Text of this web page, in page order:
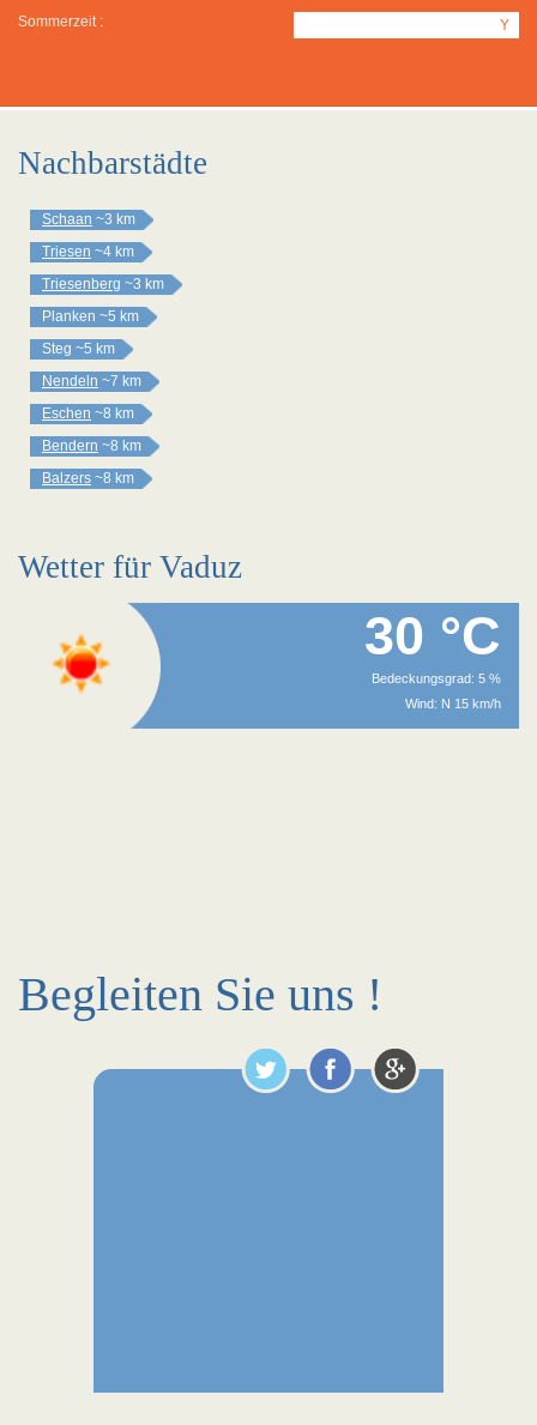
Sommerzeit : Y
Nachbarstädte
Schaan ~3 km
Triesen ~4 km
Triesenberg ~3 km
Planken ~5 km
Steg ~5 km
Nendeln ~7 km
Eschen ~8 km
Bendern ~8 km
Balzers ~8 km
Wetter für Vaduz
30 °C
Bedeckungsgrad: 5 %
Wind: N 15 km/h
Begleiten Sie uns !